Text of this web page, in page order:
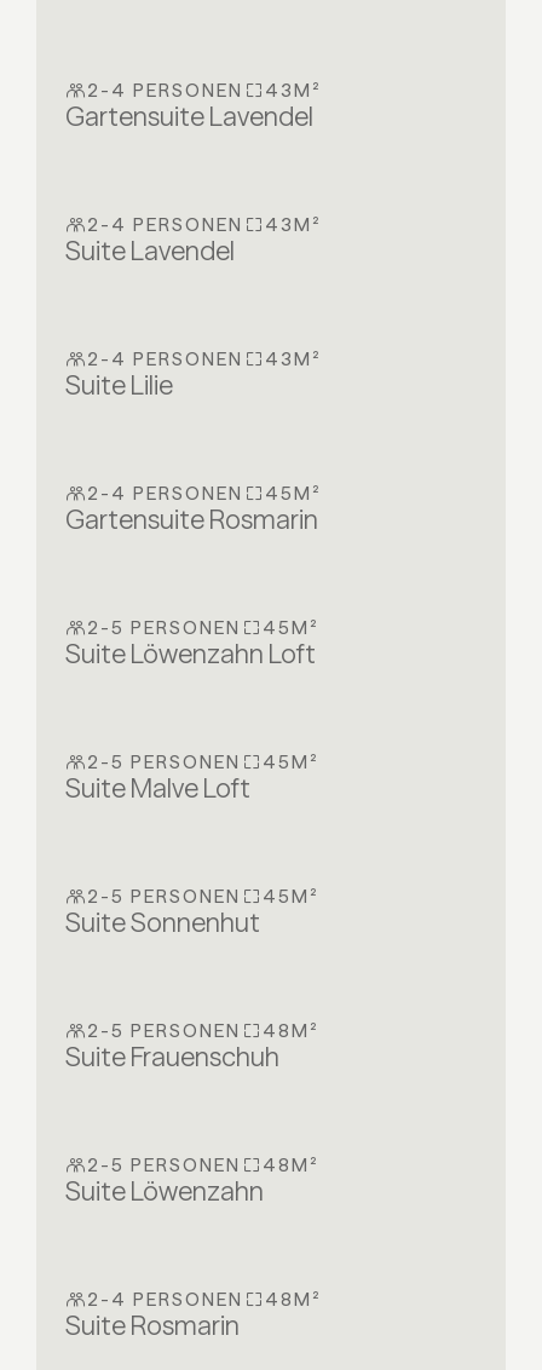
2-4 PERSONEN 43M²
Gartensuite Lavendel
2-4 PERSONEN 43M²
Suite Lavendel
2-4 PERSONEN 43M²
Suite Lilie
2-4 PERSONEN 45M²
Gartensuite Rosmarin
2-5 PERSONEN 45M²
Suite Löwenzahn Loft
2-5 PERSONEN 45M²
Suite Malve Loft
2-5 PERSONEN 45M²
Suite Sonnenhut
2-5 PERSONEN 48M²
Suite Frauenschuh
2-5 PERSONEN 48M²
Suite Löwenzahn
2-4 PERSONEN 48M²
Suite Rosmarin